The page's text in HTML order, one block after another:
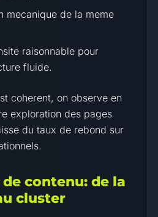
mecanique de la meme
raisonnable pour
fluide.
coherent, on observe en
exploration des pages
du taux de rebond sur
contenu: de la
cluster